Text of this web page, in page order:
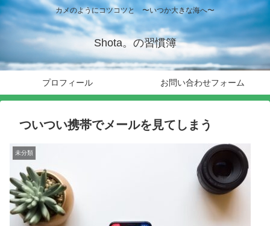
カメのようにコツコツと 〜いつか大きな海へ〜
Shota。の習慣簿
プロフィール お問い合わせフォーム
ついつい携帯でメールを見てしまう
未分類